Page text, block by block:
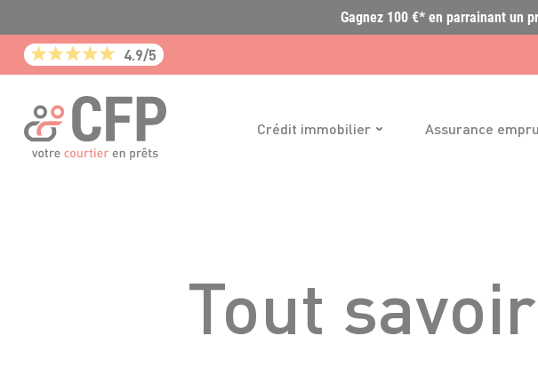
Gagnez 100 €* en parrainant un
4.9/5
Crédit immobilier Assurance
Tout